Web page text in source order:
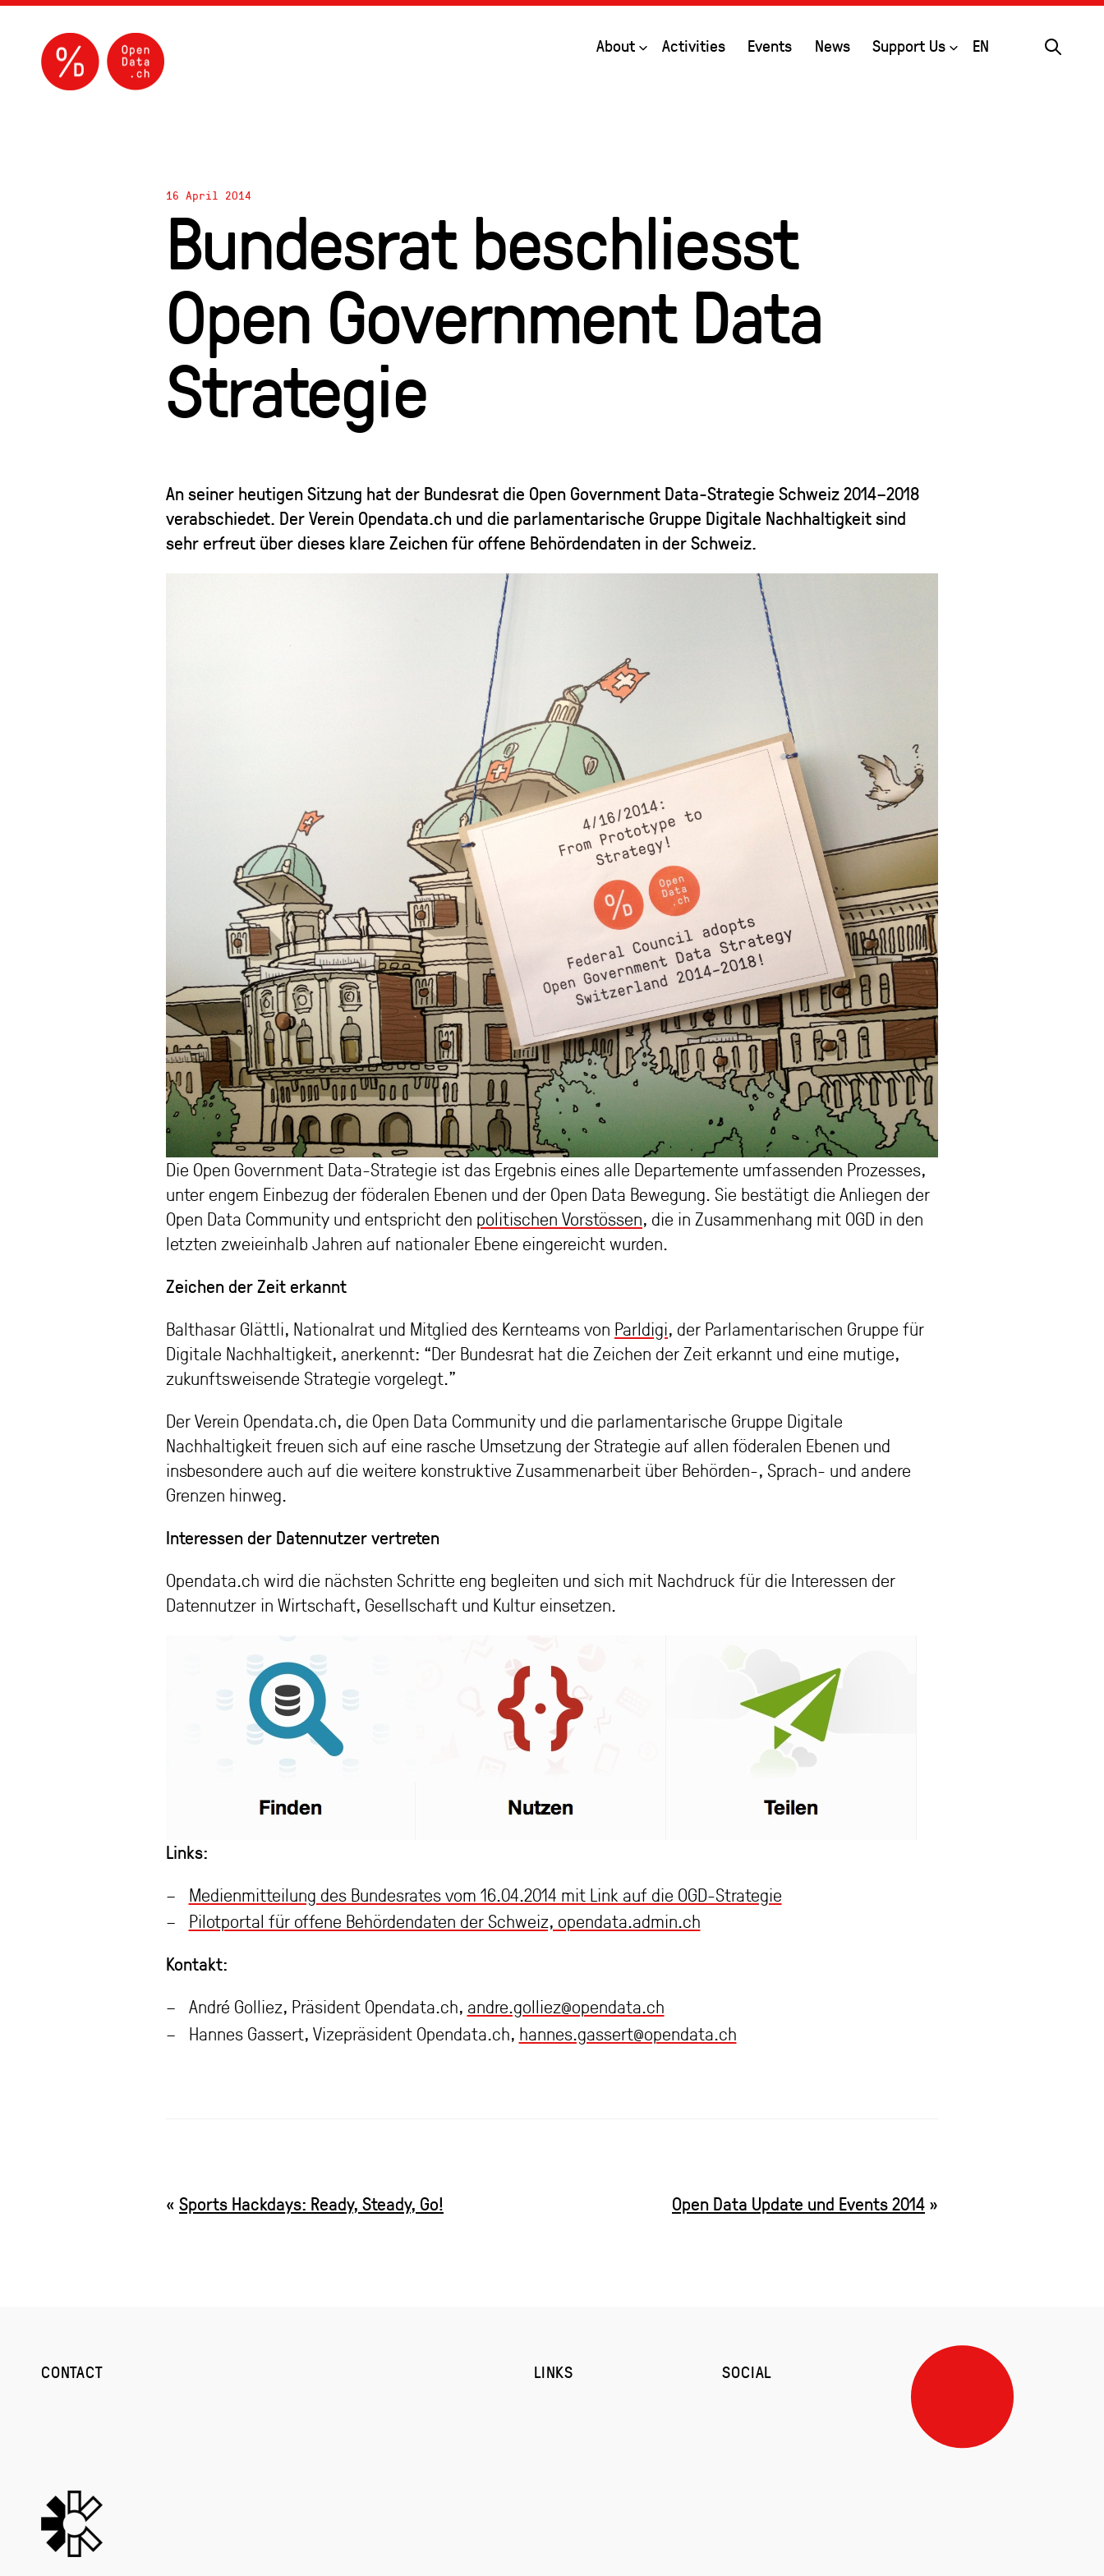
About OpenActivities Events News Support Us Open
EN Search
16 April 2014
Bundesrat beschliesst
Open Government Data
Strategie
An seiner heutigen Sitzung hat der Bundesrat die Open Government Data-Strategie Schweiz 2014–2018
verabschiedet. Der Verein Opendata.ch und die parlamentarische Gruppe Digitale Nachhaltigkeit sind
sehr erfreut über dieses klare Zeichen für offene Behördendaten in der Schweiz.
Die Open Government Data-Strategie ist das Ergebnis eines alle Departemente umfassenden Prozesses,
unter engem Einbezug der föderalen Ebenen und der Open Data Bewegung. Sie bestätigt die Anliegen der
Open Data Community und entspricht den politischen Vorstössen, die in Zusammenhang mit OGD in den
letzten zweieinhalb Jahren auf nationaler Ebene eingereicht wurden.
Zeichen der Zeit erkannt
Balthasar Glättli, Nationalrat und Mitglied des Kernteams von Parldigi, der Parlamentarischen Gruppe für
Digitale Nachhaltigkeit, anerkennt: “Der Bundesrat hat die Zeichen der Zeit erkannt und eine mutige,
zukunftsweisende Strategie vorgelegt.”
Der Verein Opendata.ch, die Open Data Community und die parlamentarische Gruppe Digitale
Nachhaltigkeit freuen sich auf eine rasche Umsetzung der Strategie auf allen föderalen Ebenen und
insbesondere auch auf die weitere konstruktive Zusammenarbeit über Behörden-, Sprach- und andere
Grenzen hinweg.
Interessen der Datennutzer vertreten
Opendata.ch wird die nächsten Schritte eng begleiten und sich mit Nachdruck für die Interessen der
Datennutzer in Wirtschaft, Gesellschaft und Kultur einsetzen.
Links:
Medienmitteilung des Bundesrates vom 16.04.2014 mit Link auf die OGD-Strategie
Pilotportal für offene Behördendaten der Schweiz, opendata.admin.ch
Kontakt:
André Golliez, Präsident Opendata.ch, andre.golliez@opendata.ch
Hannes Gassert, Vizepräsident Opendata.ch, hannes.gassert@opendata.ch
« Sports Hackdays: Ready, Steady, Go! Open Data Update und Events 2014 »
CONTACT LINKS SOCIAL